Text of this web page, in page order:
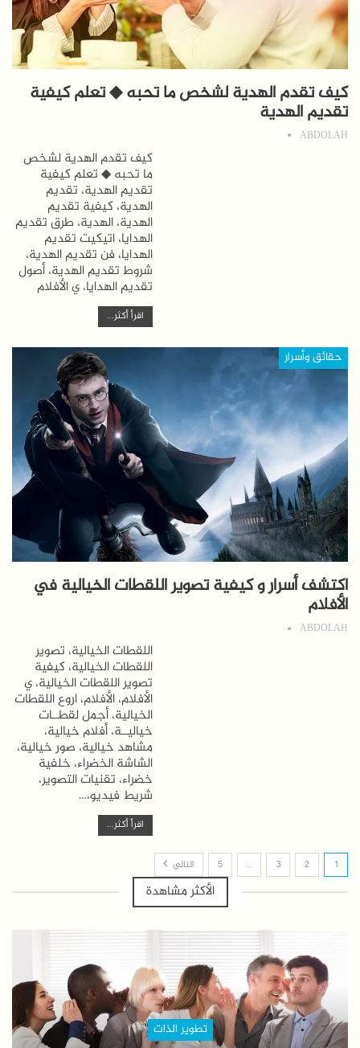
كيف تقدم الهدية لشخص ما تحبه ◆ تعلم كيفية
تقديم الهدية
ABDOLAH
كيف تقدم الهدية لشخص
ما تحبه ◆ تعلم كيفية
تقديم الهدية، تقديم
الهدية، كيفية تقديم
الهدية، الهدية، طرق تقديم
الهدايا، اتيكيت تقديم
الهدايا، فن تقديم الهدية،
شروط تقديم الهدية، أصول
تقديم الهدايا، ي الأفلام
اقرأ أكثر...
حقائق وأسرار
اكتشف أسرار و كيفية تصوير اللقطات الخيالية في
الأفلام
ABDOLAH
اللقطات الخيالية، تصوير
اللقطات الخيالية، كيفية
تصوير اللقطات الخيالية، ي
الأفلام، الأفلام، اروع اللقطات
الخيالية، أجمل لقطــات
خياليــة، أفلام خيالية،
مشاهد خيالية، صور خيالية،
الشاشة الخضراء، خلفية
خضراء، تقنيات التصوير،
شريط فيديو،…
اقرأ أكثر...
1
2
3
…
5 التالي
الأكثر مشاهدة
تطوير الذات